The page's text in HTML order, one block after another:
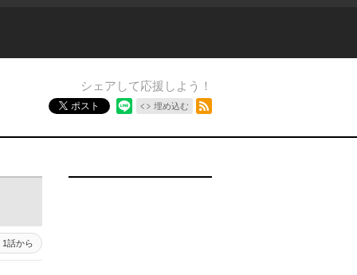
シェアして応援しよう！
ポスト 埋め込む
1話から